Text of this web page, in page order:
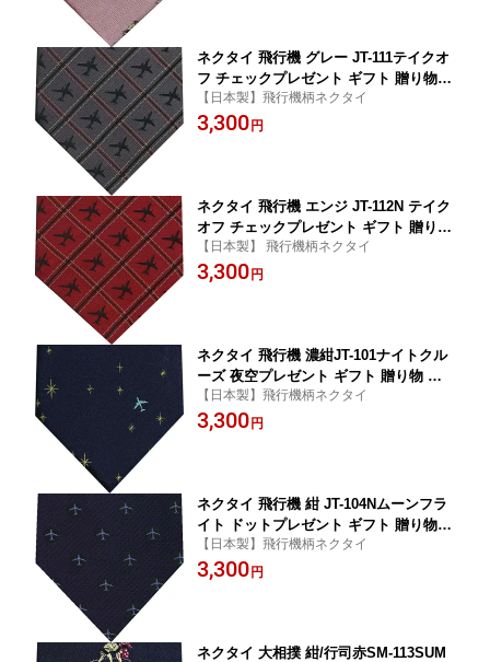
ネクタイ 飛行機 グレー JT-111テイクオ
フ チェックプレゼント ギフト 贈り物
父の日
【日本製】飛行機柄ネクタイ
3,300 円
ネクタイ 飛行機 エンジ JT-112N テイク
オフ チェックプレゼント ギフト 贈り物
父の日
【日本製】 飛行機柄ネクタイ
3,300 円
ネクタイ 飛行機 濃紺JT-101ナイトクル
ーズ 夜空プレゼント ギフト 贈り物 父
の日 バレンタイン クリスマスプレゼン
ト
【日本製】飛行機柄ネクタイ
3,300 円
ネクタイ 飛行機 紺 JT-104Nムーンフラ
イト ドットプレゼント ギフト 贈り物
父の日
【日本製】飛行機柄ネクタイ
3,300 円
ネクタイ 大相撲 紺/行司赤SM-113SUM